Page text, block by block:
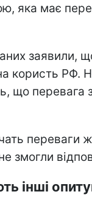
яка має
заявили,
користь РФ.
що перевага
переваги
змогли
інші